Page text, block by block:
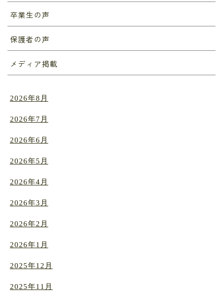
卒業生の声
保護者の声
メディア掲載
2026年8月
2026年7月
2026年6月
2026年5月
2026年4月
2026年3月
2026年2月
2026年1月
2025年12月
2025年11月